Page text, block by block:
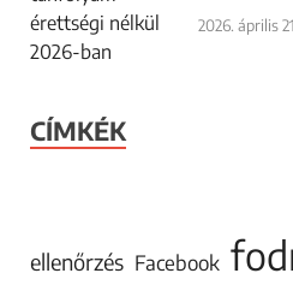
2026. április
CÍMKÉK
ellenőrzés Facebook